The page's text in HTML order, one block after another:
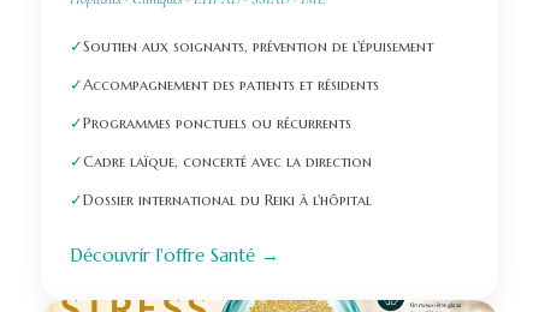
✓Soutien aux soignants, prévention de l'épuisement
✓Accompagnement des patients et résidents
✓Programmes ponctuels ou récurrents
✓Cadre laïque, concerté avec la direction
✓Dossier international du Reiki à l'hôpital
Découvrir l'offre Santé →